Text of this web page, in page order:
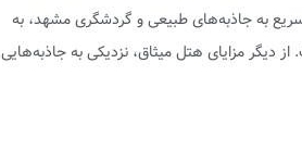
به جاذبه‌های طبیعی و گردشگری مشهد، به
دیگر مزایای هتل میثاق، نزدیکی به جاذبه‌هایی